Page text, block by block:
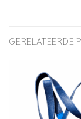
GERELATEERDE